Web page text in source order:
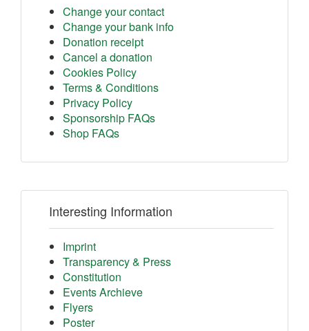
Change your contact
Change your bank info
Donation receipt
Cancel a donation
Cookies Policy
Terms & Conditions
Privacy Policy
Sponsorship FAQs
Shop FAQs
Interesting Information
Imprint
Transparency & Press
Constitution
Events Archieve
Flyers
Poster